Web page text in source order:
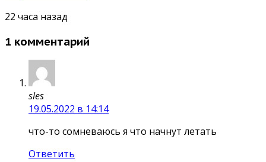
22 часа назад
1 комментарий
sles
19.05.2022 в 14:14
что-то сомневаюсь я что начнут летать
Ответить